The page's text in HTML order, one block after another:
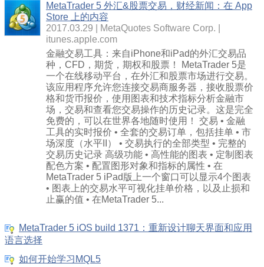
MetaTrader 5 外汇&股票交易，财经新闻：在 App
Store 上的内容
2017.03.29
MetaQuotes Software Corp.
itunes.apple.com
金融交易工具：来自iPhone和iPad的外汇交易品
种，CFD，期货，期权和股票！ MetaTrader 5是
一个在线移动平台，在外汇和股票市场进行交易。
该应用程序允许您连接交易商服务器，接收股票价
格和货币报价，使用图表和技术指标分析金融市
场，交易和查看您交易操作的历史记录。这是完全
免费的，可以在世界各地随时使用！ 交易 • 金融
工具的实时报价 • 全套的交易订单，包括挂单 • 市
场深度（水平II） • 交易执行的全部类型 • 完整的
交易历史记录 高级功能 • 高性能的图表 • 定制图表
配色方案 • 配置图形对象和指标的属性 • 在
MetaTrader 5 iPad版上一个窗口可以显示4个图表
• 图表上的交易水平可视化挂单价格，以及止损和
止赢的值 • 在MetaTrader 5...
MetaTrader 5 iOS build 1371：重新设计聊天界面和应用
语言选择
如何开始学习MQL5